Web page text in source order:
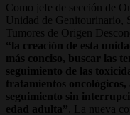
Como jefe de sección de
Unidad de Genitourinario,
Tumores de Origen
“la creación de esta
más conciso, buscar las
seguimiento de las
tratamientos
seguimiento sin
edad adulta” . La nueva